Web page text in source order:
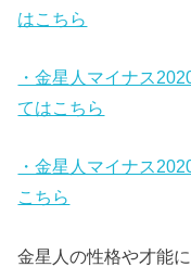
はこちら
・金星人マイナス
てはこちら
・金星人マイナス
こちら
金星人の性格や才能